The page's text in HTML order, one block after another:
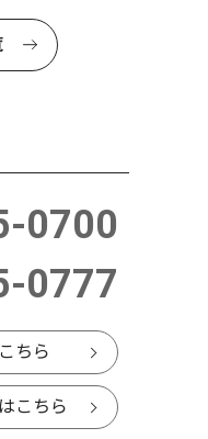
0700
0777
ちら
こちら